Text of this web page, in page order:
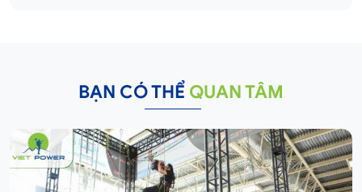
BẠN CÓ THỂ QUAN TÂM